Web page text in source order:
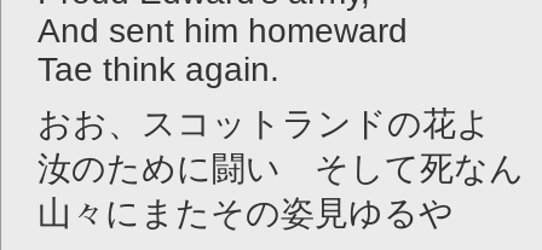
And sent him homeward
Tae think again.
おお、スコットランドの花よ
汝のために闘い そして死なん
山々にまたその姿見ゆるや